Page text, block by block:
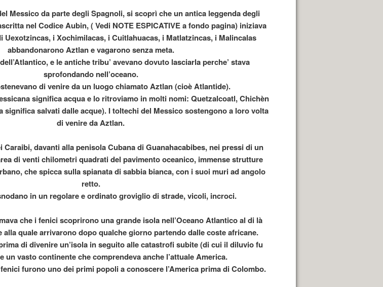
Messico da parte degli Spagnoli, si scoprì che un antica leggenda degli
nel Codice Aubin, ( Vedi NOTE ESPICATIVE a fondo pagina) iniziava
Uexotzincas, i Xochimilacas, i Cuitlahuacas, i Matlatzincas, i Malincalas
abbandonarono Aztlan e vagarono senza meta.
e le antiche tribu’ avevano dovuto lasciarla perche’ stava
sprofondando nell’oceano.
di venire da un luogo chiamato Aztlan (cioè Atlantide).
significa acqua e lo ritroviamo in molti nomi: Quetzalcoatl, Chichèn
significa salvati dalle acque). I toltechi del Messico sostengono a loro volta
di venire da Aztlan.
Caraibi, davanti alla penisola Cubana di Guanahacabibes, nei pressi di un
di venti chilometri quadrati del pavimento oceanico, immense strutture
che spicca sulla spianata di sabbia bianca, con i suoi muri ad angolo
retto.
in un regolare e ordinato groviglio di strade, vicoli, incroci.
che i fenici scoprirono una grande isola nell’Oceano Atlantico al di là
alla quale arrivarono dopo qualche giorno partendo dalle coste africane.
di divenire un’isola in seguito alle catastrofi subite (di cui il diluvio fu
un vasto continente che comprendeva anche l’attuale America.
furono uno dei primi popoli a conoscere l’America prima di Colombo.